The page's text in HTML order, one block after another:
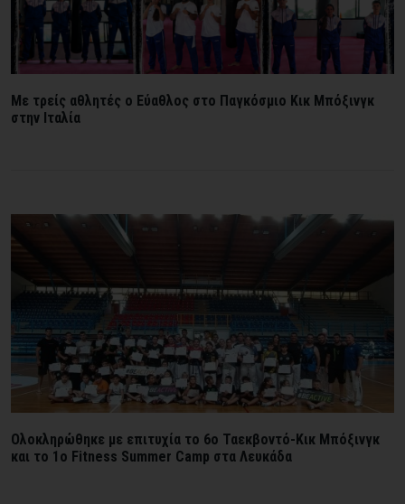
Mε τρείς αθλητές ο Εύαθλος στο Παγκόσμιο Κικ Μπόξινγκ
στην Ιταλία
Ολοκληρώθηκε με επιτυχία το 6ο Ταεκβοντό-Κικ Μπόξινγκ
και το 1ο Fitness Summer Camp στα Λευκάδα